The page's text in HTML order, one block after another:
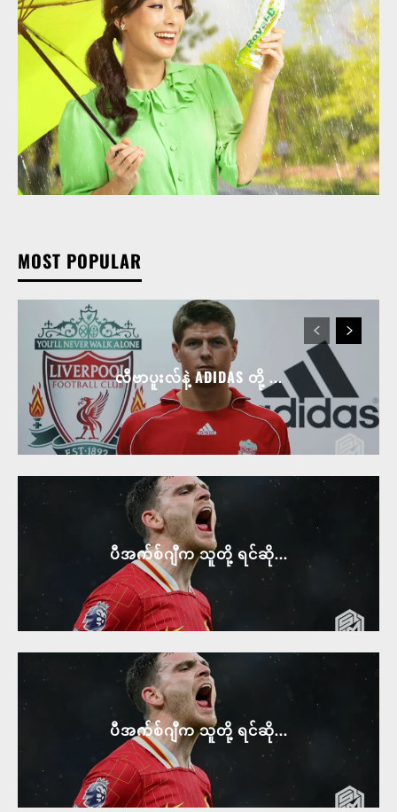
MOST POPULAR
လီဗာပူးလ်နဲ့ ADIDAS တို့ ...
ပီအက်စ်ဂျီက သူတို့ ရင်ဆို...
ပီအက်စ်ဂျီက သူတို့ ရင်ဆို...